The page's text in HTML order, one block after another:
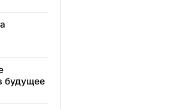
будущее